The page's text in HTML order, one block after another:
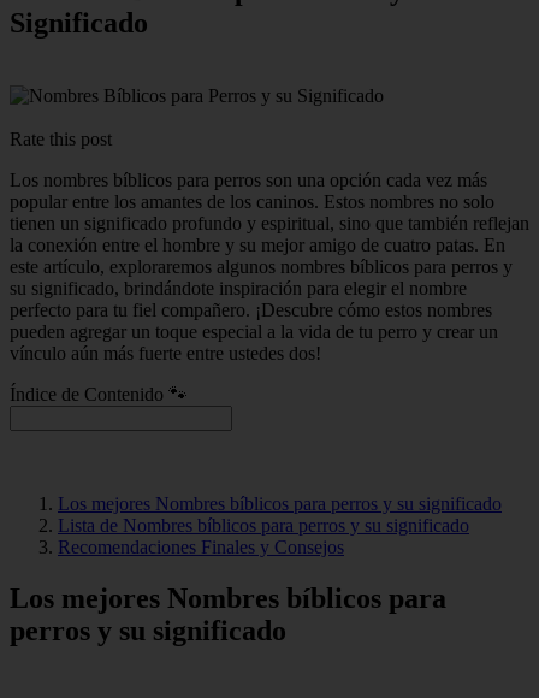
Significado
Rate this post
Los nombres bíblicos para perros son una opción cada vez más
popular entre los amantes de los caninos. Estos nombres no solo
tienen un significado profundo y espiritual, sino que también reflejan
la conexión entre el hombre y su mejor amigo de cuatro patas. En
este artículo, exploraremos algunos nombres bíblicos para perros y
su significado, brindándote inspiración para elegir el nombre
perfecto para tu fiel compañero. ¡Descubre cómo estos nombres
pueden agregar un toque especial a la vida de tu perro y crear un
vínculo aún más fuerte entre ustedes dos!
Índice de Contenido 🐾
Los mejores Nombres bíblicos para perros y su significado
Lista de Nombres bíblicos para perros y su significado
Recomendaciones Finales y Consejos
Los mejores Nombres bíblicos para
perros y su significado